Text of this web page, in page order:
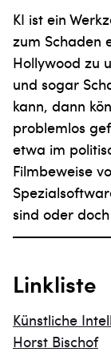
KI ist ein
zum Schaden
Hollywood zu
und sogar
kann, dann
problemlos
etwa im
Filmbeweise
sind oder
Linkliste
Künstliche
Horst Bischof